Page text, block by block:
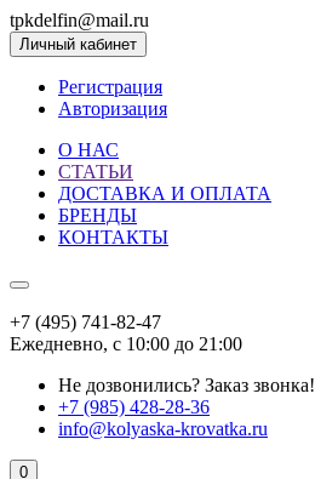
tpkdelfin@mail.ru
Личный кабинет
Регистрация
Авторизация
О НАС
СТАТЬИ
ДОСТАВКА И ОПЛАТА
БРЕНДЫ
КОНТАКТЫ
+7 (495) 741-82-47
Ежедневно, с 10:00 до 21:00
Не дозвонились? Заказ звонка!
+7 (985) 428-28-36
info@kolyaska-krovatka.ru
0